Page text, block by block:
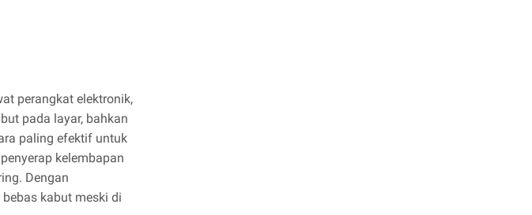
perangkat elektronik,
pada layar, bahkan
paling efektif untuk
kelembapan
Dengan
kabut meski di